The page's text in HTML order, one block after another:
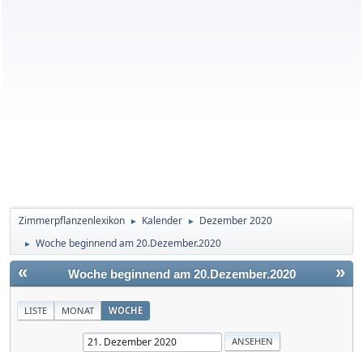
Zimmerpflanzenlexikon ► Kalender ► Dezember 2020
► Woche beginnend am 20.Dezember.2020
« »
Woche beginnend am 20.Dezember.2020
LISTE MONAT WOCHE